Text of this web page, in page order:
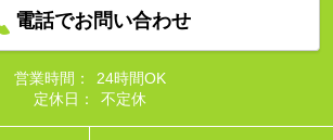
電話でお問い合わせ
営業時間：
24時間OK
定休日：
不定休